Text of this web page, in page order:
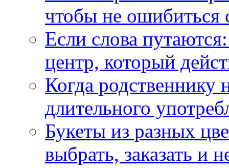
чтобы не ошибиться
Если слова
центр, который
Когда
длительного
Букеты из разных
выбрать, заказать и